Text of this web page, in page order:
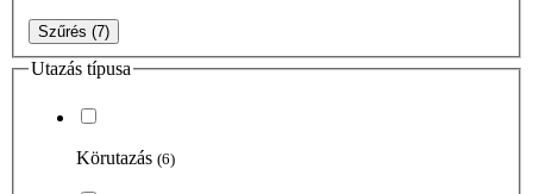
Szűrés (7)
Utazás típusa
Körutazás (6)